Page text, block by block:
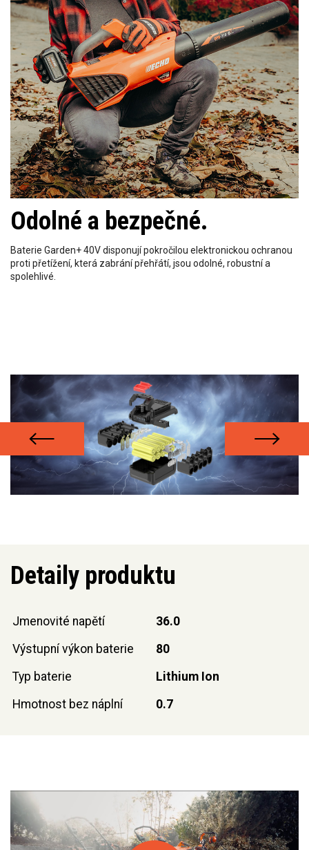
Odolné a bezpečné.
Baterie Garden+ 40V disponují pokročilou elektronickou ochranou
proti přetížení, která zabrání přehřátí, jsou odolné, robustní a
spolehlivé.
Detaily produktu
Jmenovité napětí
36.0
Výstupní výkon baterie
80
Typ baterie
Lithium Ion
Hmotnost bez náplní
0.7